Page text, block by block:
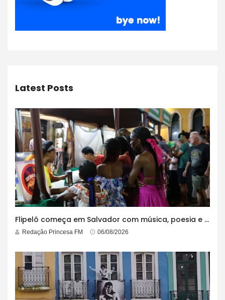
Latest Posts
Flipelô começa em Salvador com música, poesia e grande participação
Redação Princesa FM 06/08/2026